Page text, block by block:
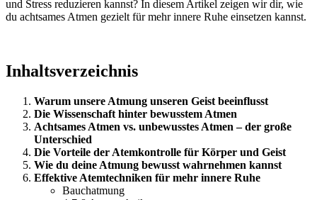
und Stress reduzieren kannst? In diesem Artikel zeigen wir dir, wie
du achtsames Atmen gezielt für mehr innere Ruhe einsetzen kannst.
Inhaltsverzeichnis
Warum unsere Atmung unseren Geist beeinflusst
Die Wissenschaft hinter bewusstem Atmen
Achtsames Atmen vs. unbewusstes Atmen – der große
Unterschied
Die Vorteile der Atemkontrolle für Körper und Geist
Wie du deine Atmung bewusst wahrnehmen kannst
Effektive Atemtechniken für mehr innere Ruhe
Bauchatmung